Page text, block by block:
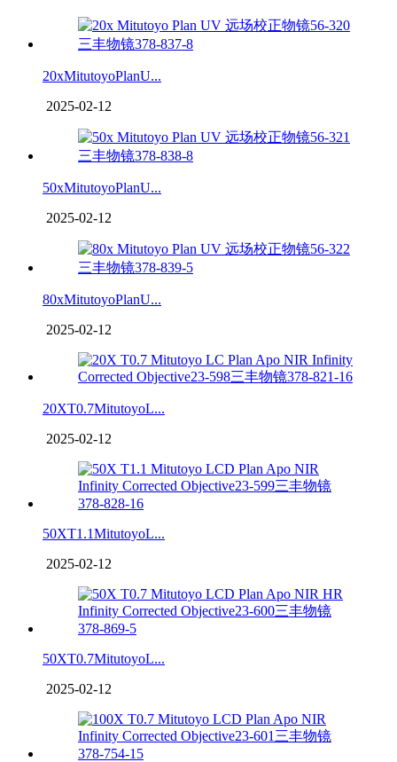
20xMitutoyoPlanU...
2025-02-12
50xMitutoyoPlanU...
2025-02-12
80xMitutoyoPlanU...
2025-02-12
20XT0.7MitutoyoL...
2025-02-12
50XT1.1MitutoyoL...
2025-02-12
50XT0.7MitutoyoL...
2025-02-12